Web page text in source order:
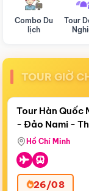
Combo Du
lịch
Tour
TOUR GIỜ
Còn18 ngày
Bay Sun
Tour Hàn Quốc
- Đảo Nami -
Airways)
Hồ Chí Minh
26/08